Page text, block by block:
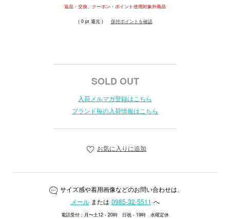
返品・交換、クーポン・ポイント使用対象外商品
( 0 pt 還元 ) 保持ポイントを確認
SOLD OUT
入荷メルマガ登録はこちら
ブランド毎の入荷情報はこちら
お気に入りに追加
サイズ感や着用画像などのお問い合わせは、
メールまたは 0985-32-5511 へ
電話受付：月〜土12 - 20時 日祝 - 19時 水曜定休